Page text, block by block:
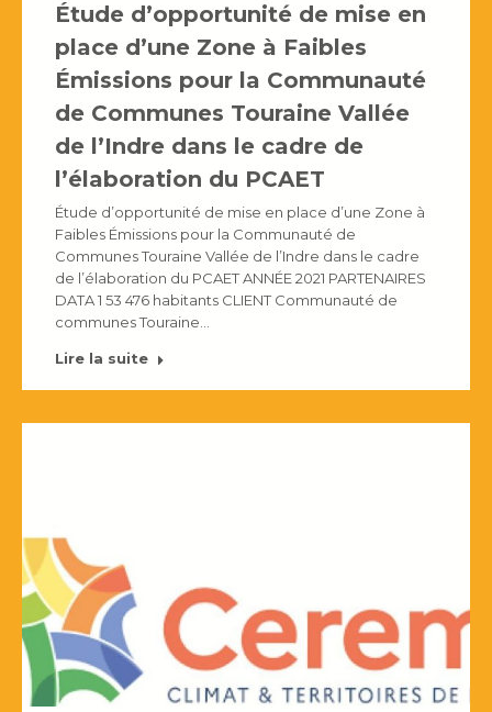
Étude d’opportunité de mise en
place d’une Zone à Faibles
Émissions pour la Communauté
de Communes Touraine Vallée
de l’Indre dans le cadre de
l’élaboration du PCAET
Étude d’opportunité de mise en place d’une Zone à
Faibles Émissions pour la Communauté de
Communes Touraine Vallée de l’Indre dans le cadre
de l’élaboration du PCAET ANNÉE 2021 PARTENAIRES
DATA 1 53 476 habitants CLIENT Communauté de
communes Touraine…
Lire la suite